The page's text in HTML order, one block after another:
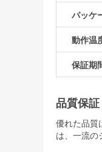
パッケ
動作温
保証期
品質保証
優れた品質
は、一流の